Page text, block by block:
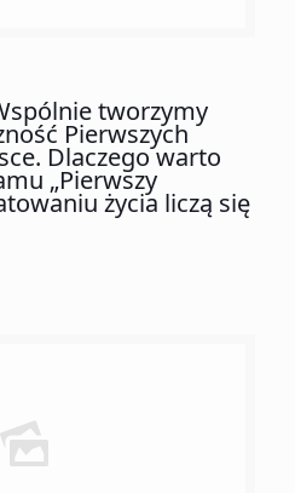
tworzymy
Pierwszych
Dlaczego warto
„Pierwszy
życia liczą się